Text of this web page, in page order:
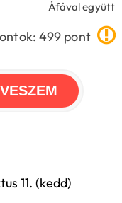
Áfával együtt
499 pont
11. (kedd)